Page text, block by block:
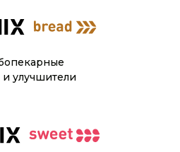
улучшители